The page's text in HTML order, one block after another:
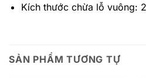
Kích thước chừa lỗ vuông:
SẢN PHẨM TƯƠNG TỰ